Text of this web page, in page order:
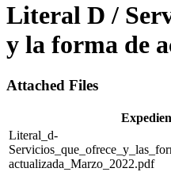
Literal D /
y la forma de
Attached Files
Literal_d-
actualizada_Marzo_2022.pdf